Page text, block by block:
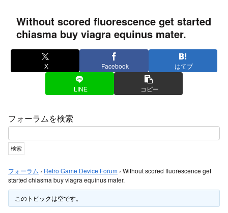
Without scored fluorescence get started
chiasma buy viagra equinus mater.
X Facebook はてブ
LINE コピー
フォーラムを検索
フォーラム › Retro Game Device Forum › Without scored fluorescence get
started chiasma buy viagra equinus mater.
このトピックは空です。